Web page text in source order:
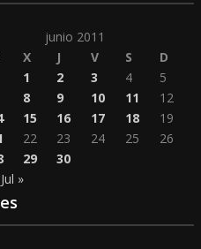
junio 2011
X J V S
D
1
2 3 4
5
8 9 10 11
12
15 16 17 18
19
22 23 24 25
26
29
30
Jul »